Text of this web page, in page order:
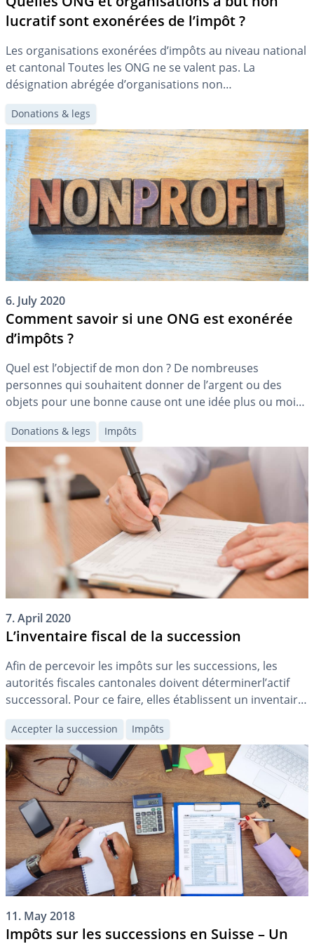
lucratif sont exonérées de l’impôt ?
Les organisations exonérées d’impôts au niveau national
et cantonal Toutes les ONG ne se valent pas. La
désignation abrégée d’organisations non
gouvernementales (ou non-governmental organization
en anglais) est souvent assimilée de manière simplifiée
aux organisations d’utilité publique. Nous apportons un
peu plus de clarté au sujet de la terminologie dans un
autre article. En principe, […]
Donations & legs
6. July 2020
Comment savoir si une ONG est exonérée
d’impôts ?
Quel est l’objectif de mon don ? De nombreuses
personnes qui souhaitent donner de l’argent ou des
objets pour une bonne cause ont une idée plus ou moins
concrète de l’endroit et de la manière dont leurs dons
devraient être utilisés. Un point de départ utile pour
ceux qui sont indécis peut être d’identifier une […]
Donations & legs Impôts
7. April 2020
L’inventaire fiscal de la succession
Afin de percevoir les impôts sur les successions, les
autorités fiscales cantonales doivent déterminerl’actif
successoral. Pour ce faire, elles établissent un inventaire
fiscal, dans le cadre duquel elles demandent souvent aux
héritiers de collaborer. À quoi devez-vous prêter
attention pour éviter des problèmes coûteux ?
Accepter la succession Impôts
11. May 2018
Impôts sur les successions en Suisse – Un